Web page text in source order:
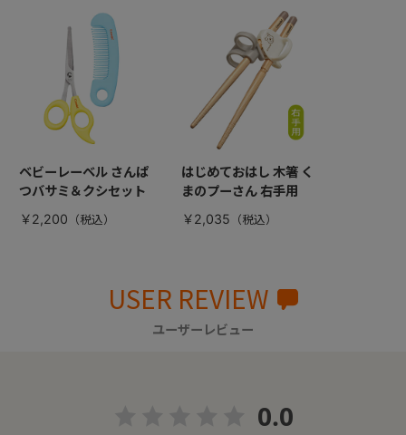
ベビーレーベル さんぱ
つバサミ＆クシセット
￥2,200
はじめておはし 木箸 く
まのプーさん 右手用
￥2,035
USER REVIEW
ユーザーレビュー
0.0